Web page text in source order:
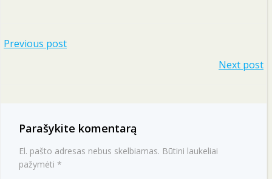
Navigacija
Previous post
įrašų
Next post
Parašykite komentarą
El. pašto adresas nebus skelbiamas. Būtini laukeliai
pažymėti *